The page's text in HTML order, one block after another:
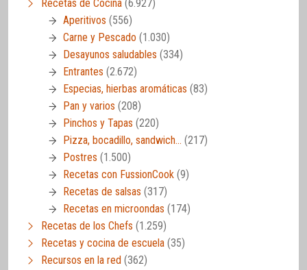
Recetas de Cocina (6.927)
Aperitivos (556)
Carne y Pescado (1.030)
Desayunos saludables (334)
Entrantes (2.672)
Especias, hierbas aromáticas (83)
Pan y varios (208)
Pinchos y Tapas (220)
Pizza, bocadillo, sandwich… (217)
Postres (1.500)
Recetas con FussionCook (9)
Recetas de salsas (317)
Recetas en microondas (174)
Recetas de los Chefs (1.259)
Recetas y cocina de escuela (35)
Recursos en la red (362)